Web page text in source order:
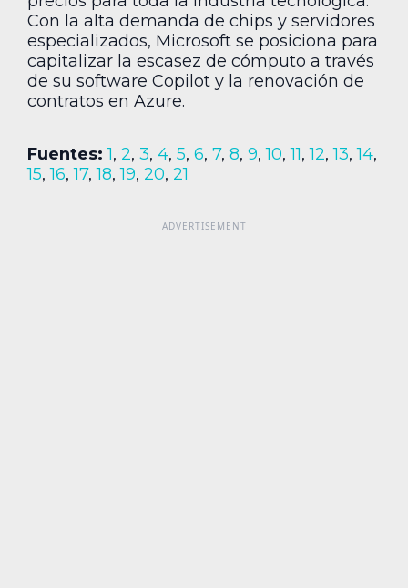
Con la alta demanda de chips y servidores
especializados, Microsoft se posiciona para
capitalizar la escasez de cómputo a través
de su software Copilot y la renovación de
contratos en Azure.
Fuentes: 1, 2, 3, 4, 5, 6, 7, 8, 9,10,11,12,13,14,
15,16,17,18,19, 20, 21